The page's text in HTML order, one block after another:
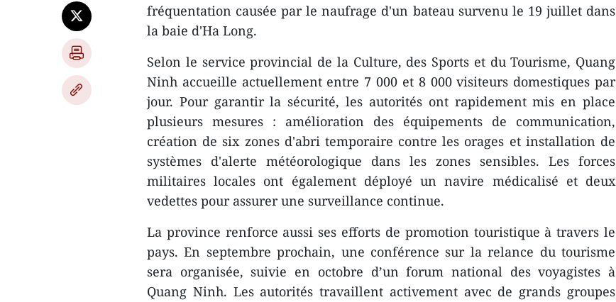
fréquentation causée par le naufrage d'un bateau survenu le 19 juillet dans
la baie d'Ha Long.
Selon le service provincial de la Culture, des Sports et du Tourisme, Quang
Ninh accueille actuellement entre 7 000 et 8 000 visiteurs domestiques par
jour. Pour garantir la sécurité, les autorités ont rapidement mis en place
plusieurs mesures : amélioration des équipements de communication,
création de six zones d'abri temporaire contre les orages et installation de
systèmes d'alerte météorologique dans les zones sensibles. Les forces
militaires locales ont également déployé un navire médicalisé et deux
vedettes pour assurer une surveillance continue.
La province renforce aussi ses efforts de promotion touristique à travers le
pays. En septembre prochain, une conférence sur la relance du tourisme
sera organisée, suivie en octobre d’un forum national des voyagistes à
Quang Ninh. Les autorités travaillent activement avec de grands groupes